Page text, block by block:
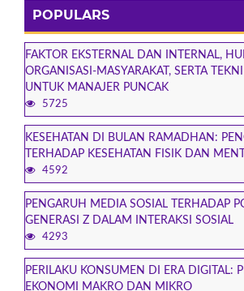
POPULARS
FAKTOR EKSTERNAL DAN INTERNAL,
ORGANISASI-MASYARAKAT, SERTA
UNTUK MANAJER PUNCAK
5725
KESEHATAN DI BULAN RAMADHAN:
TERHADAP KESEHATAN FISIK DAN
4592
PENGARUH MEDIA SOSIAL TERHADAP
GENERASI Z DALAM INTERAKSI SOSIAL
4293
PERILAKU KONSUMEN DI ERA DIGITAL:
EKONOMI MAKRO DAN MIKRO